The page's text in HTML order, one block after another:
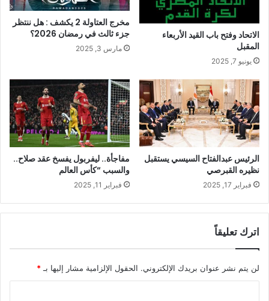
الاتحاد وفتح باب القيد الأربعاء
المقبل
يونيو 7, 2025
مخرج العتاولة 2 يكشف : هل ننتظر
جزء ثالث في رمضان 2026؟
مارس 3, 2025
الرئيس عبدالفتاح السيسي يستقبل
نظيره القبرصي
فبراير 17, 2025
مفاجأة.. ليفربول يفسخ عقد صلاح..
والسبب “كأس العالم
فبراير 11, 2025
اترك تعليقاً
لن يتم نشر عنوان بريدك الإلكتروني. الحقول الإلزامية مشار إليها بـ *